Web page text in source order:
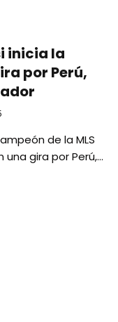
inicia la
por Perú,
de la MLS
gira por Perú,…